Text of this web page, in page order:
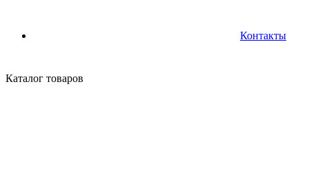
Контакты
Каталог товаров